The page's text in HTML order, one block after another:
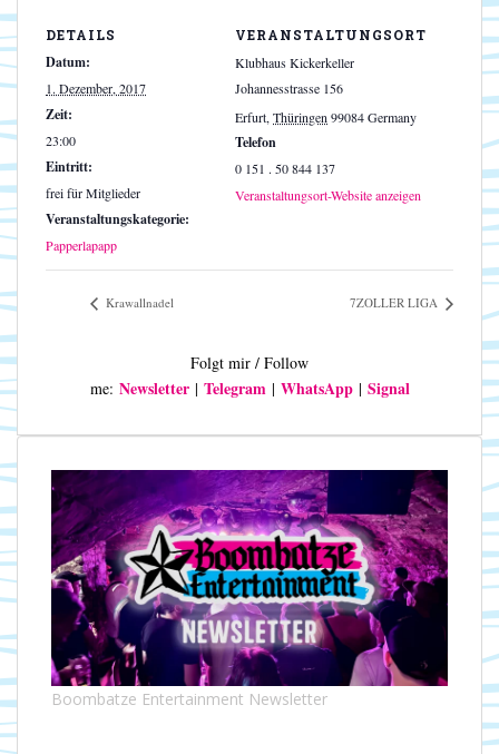
DETAILS
Datum:
1. Dezember, 2017
Zeit:
23:00
Eintritt:
frei für Mitglieder
Veranstaltungskategorie:
Papperlapapp
VERANSTALTUNGSORT
Klubhaus Kickerkeller
Johannesstrasse 156
Erfurt, Thüringen 99084Germany
Telefon
0 151 . 50 844 137
Veranstaltungsort-Website anzeigen
Krawallnadel 7ZOLLER LIGA
Folgt mir / Follow
me: Newsletter| Telegram | WhatsApp| Signal
Boombatze Entertainment Newsletter